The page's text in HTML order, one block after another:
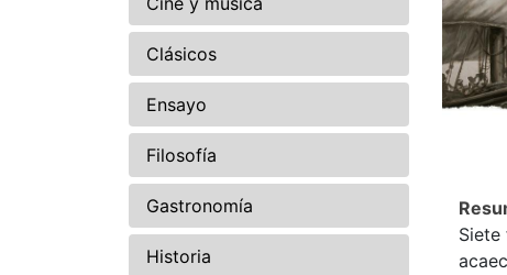
Clásicos
Ensayo
Filosofía
Gastronomía
Historia
Siete